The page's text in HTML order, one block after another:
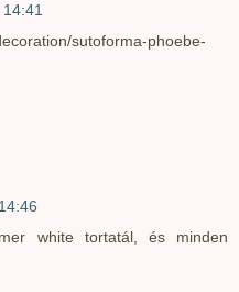
sutoforma-phoebe-
white tortatál, és minden